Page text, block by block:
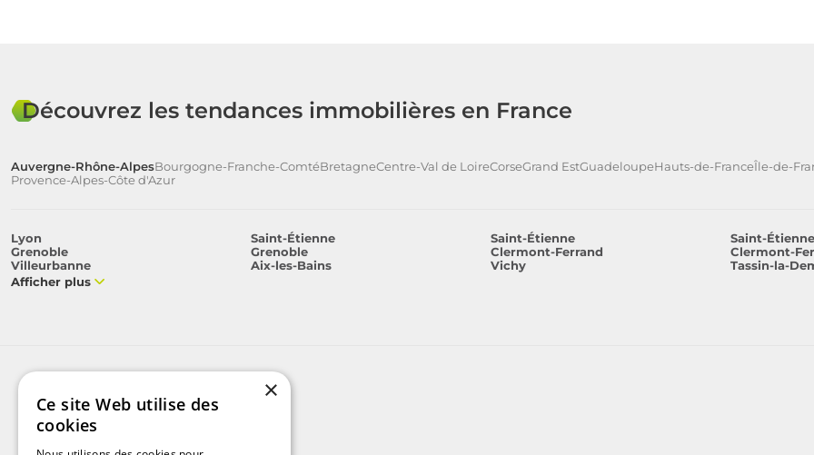
Découvrez les tendances immobilières en France
Auvergne-Rhône-AlpesBourgogne-Franche-ComtéBretagneCentre-Val de LoireCorseGrand EstGuadeloupeHauts-de-FranceÎle-de-
Provence-Alpes-Côte d'Azur
Lyon Saint-Étienne Saint-Étienne
Saint-
Grenoble
Grenoble Clermont-Ferrand
Clermont-
Villeurbanne
Aix-les-Bains Vichy
Tassin-la-
Afficher plus
×
Ce site Web utilise des
cookies